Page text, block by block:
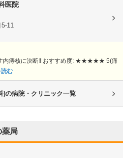
医院
11
内痔核に決断!! おすすめ度: ★★★★★ 5(痛
む
)の病院・クリニック一覧
局